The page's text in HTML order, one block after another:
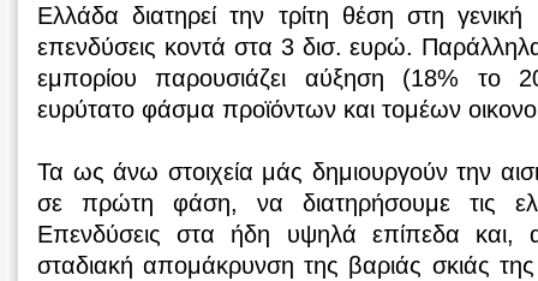
Ελλάδα διατηρεί την τρίτη θέση στη
επενδύσεις κοντά στα 3 δισ. ευρώ.
εμπορίου παρουσιάζει αύξηση (18% το
ευρύτατο φάσμα προϊόντων και τομέων
Τα ως άνω στοιχεία μάς δημιουργούν την
σε πρώτη φάση, να διατηρήσουμε τις
Επενδύσεις στα ήδη υψηλά επίπεδα και,
σταδιακή απομάκρυνση της βαριάς σκιάς της